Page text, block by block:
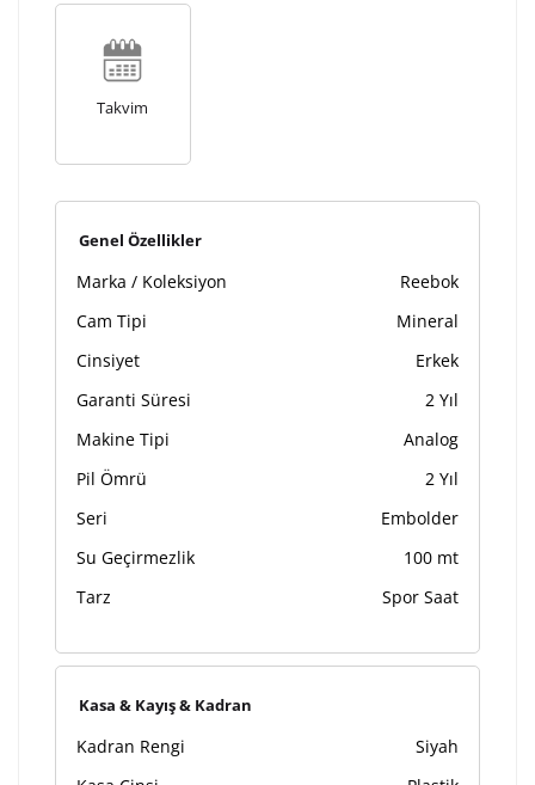
Takvim
Genel Özellikler
Marka / Koleksiyon
Reebok
Cam Tipi
Mineral
Cinsiyet
Erkek
Garanti Süresi
2 Yıl
Makine Tipi
Analog
Pil Ömrü
2 Yıl
Seri
Embolder
Su Geçirmezlik
100 mt
Tarz
Spor Saat
Kasa & Kayış & Kadran
Kadran Rengi
Siyah